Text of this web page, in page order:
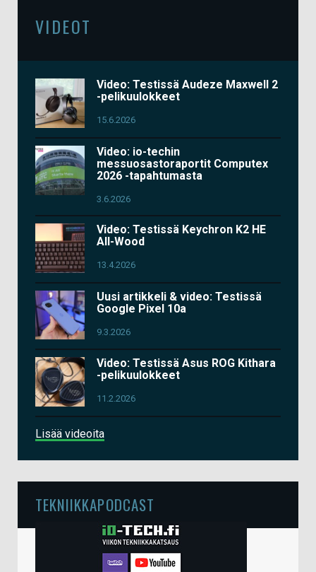
VIDEOT
Video: Testissä Audeze Maxwell 2
-pelikuulokkeet
15.6.2026
Video: io-techin
messuosastoraportit Computex
2026 -tapahtumasta
3.6.2026
Video: Testissä Keychron K2 HE
All-Wood
13.4.2026
Uusi artikkeli & video: Testissä
Google Pixel 10a
9.3.2026
Video: Testissä Asus ROG Kithara
-pelikuulokkeet
11.2.2026
Lisää videoita
TEKNIIKKAPODCAST